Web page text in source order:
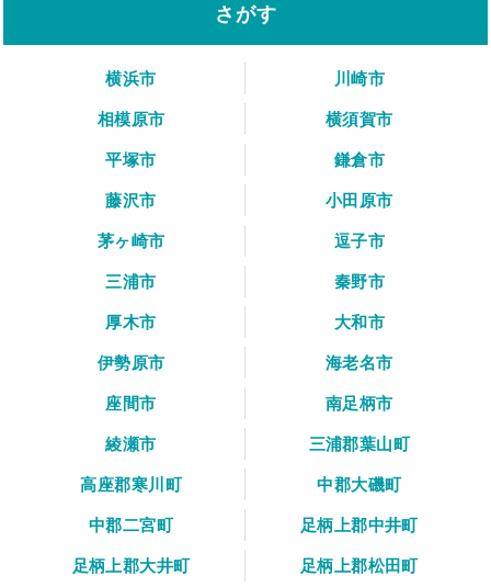
さがす
横浜市
川崎市
相模原市
横須賀市
平塚市
鎌倉市
藤沢市
小田原市
茅ヶ崎市
逗子市
三浦市
秦野市
厚木市
大和市
伊勢原市
海老名市
座間市
南足柄市
綾瀬市
三浦郡葉山町
高座郡寒川町
中郡大磯町
中郡二宮町
足柄上郡中井町
足柄上郡大井町
足柄上郡松田町